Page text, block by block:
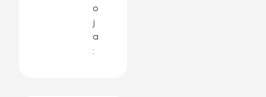
o
j
a
: